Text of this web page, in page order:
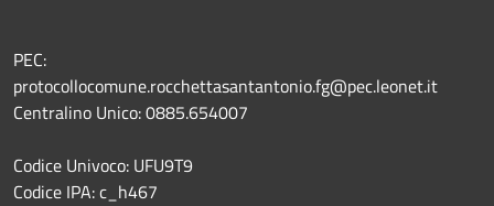
PEC:
protocollocomune.rocchettasantantonio.fg@pec.leonet.it
Centralino Unico: 0885.654007
Codice Univoco: UFU9T9
Codice IPA: c_h467